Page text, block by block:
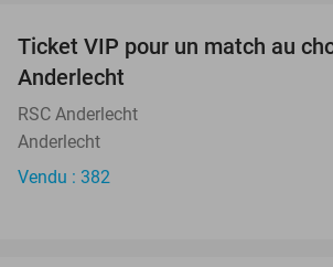
Ticket VIP pour un match au
Anderlecht
RSC Anderlecht
Anderlecht
Vendu : 382